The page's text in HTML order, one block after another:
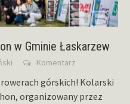
w Gminie Łaskarzew
Komentarz
górskich! Kolarski
organizowany przez